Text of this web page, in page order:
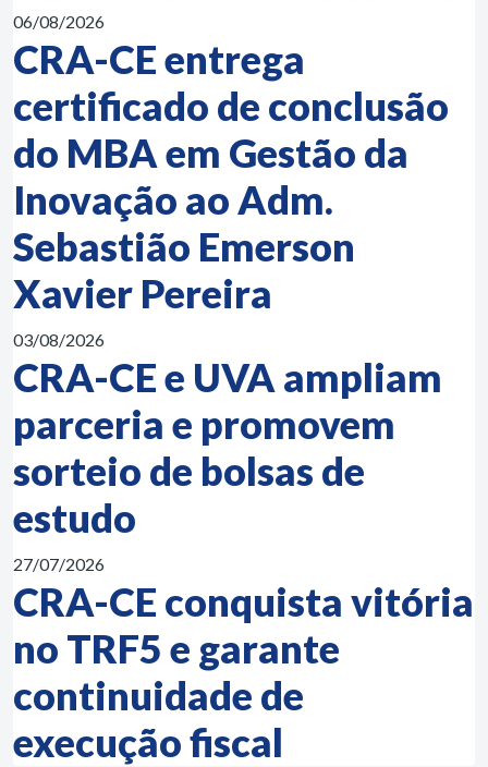
06/08/2026
CRA-CE entrega
certificado de conclusão
do MBA em Gestão da
Inovação ao Adm.
Sebastião Emerson
Xavier Pereira
03/08/2026
CRA-CE e UVA ampliam
parceria e promovem
sorteio de bolsas de
estudo
27/07/2026
CRA-CE conquista vitória
no TRF5 e garante
continuidade de
execução fiscal